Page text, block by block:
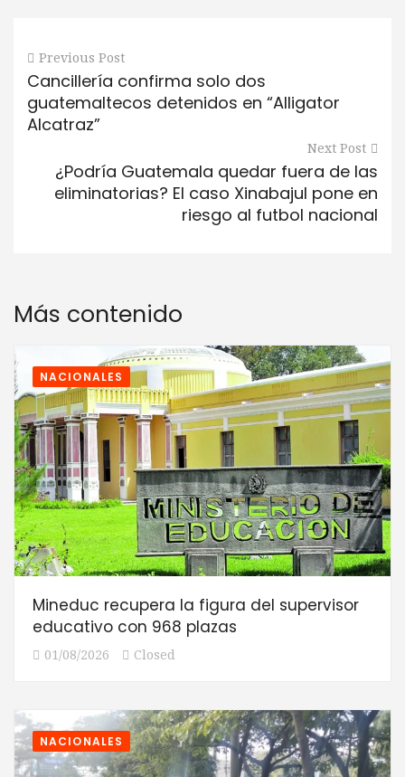
Previous Post
Cancillería confirma solo dos
guatemaltecos detenidos en “Alligator
Alcatraz”
Next Post
¿Podría Guatemala quedar fuera de las
eliminatorias? El caso Xinabajul pone en
riesgo al futbol nacional
Más contenido
NACIONALES
Mineduc recupera la figura del supervisor
educativo con 968 plazas
01/08/2026 Closed
NACIONALES